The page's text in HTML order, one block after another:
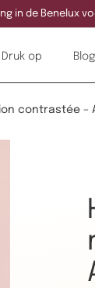
in de Benelux
Druk op Blog
contrastée –